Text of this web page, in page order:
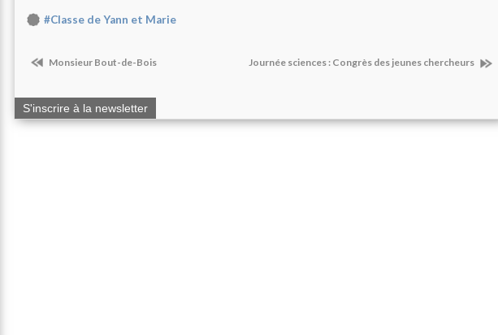
#Classe de Yann et Marie
Monsieur Bout-de-Bois Journée sciences : Congrès des jeunes chercheurs
S'inscrire à la newsletter